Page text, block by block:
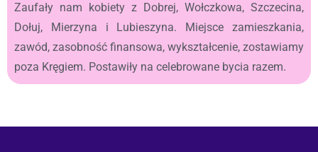
Zaufały nam kobiety z Dobrej, Wołczkowa, Szczecina,
Dołuj, Mierzyna i Lubieszyna. Miejsce zamieszkania,
zawód, zasobność finansowa, wykształcenie, zostawiamy
poza Kręgiem. Postawiły na celebrowane bycia razem.